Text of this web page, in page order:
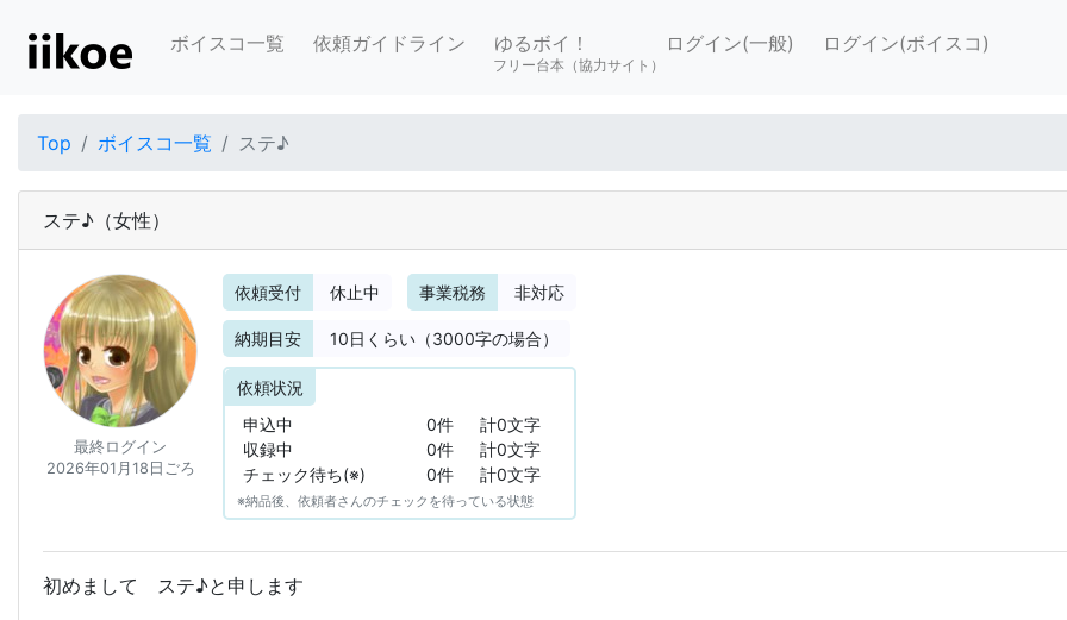
ボイスコ一覧 依頼ガイドライン ゆるボイ！
フリー台本（協力サイト）
ログイン(一般) ログイン(ボイスコ)
Top ボイスコ一覧 ステ♪
ステ♪ （女性）
最終ログイン
2026年01月18日ごろ
依頼受付 休止中 事業税務 非対応
納期目安 10日くらい（3000字の場合）
依頼状況
申込中
0件
計0文字
収録中
0件
計0文字
チェック待ち(※)
0件 計0文字
※納品後、依頼者さんのチェックを待っている状態
初めまして ステ♪と申します